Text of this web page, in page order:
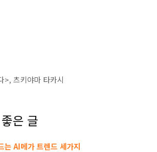
>, 츠키야마 타카시
은 글
AI메가 트렌드 세가지